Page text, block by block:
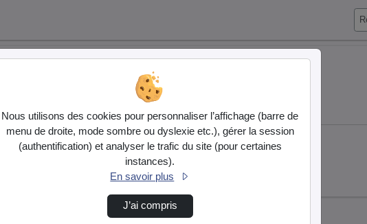
Nous utilisons des cookies pour personnaliser l’affichage (barre de
menu de droite, mode sombre ou dyslexie etc.), gérer la session
(authentification) et analyser le trafic du site (pour certaines
instances).
En savoir plus
J’ai compris